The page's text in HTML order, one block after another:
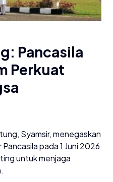
Pancasila
Perkuat
Syamsir, menegaskan
pada 1 Juni 2026
untuk menjaga